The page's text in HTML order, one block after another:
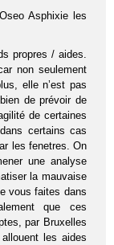
Asphixie les
propres / aides.
non seulement
elle n’est pas
de prévoir de
de certaines
certains cas
les fenetres. On
une analyse
la mauvaise
vous faites dans
que ces
par Bruxelles
allouent les aides